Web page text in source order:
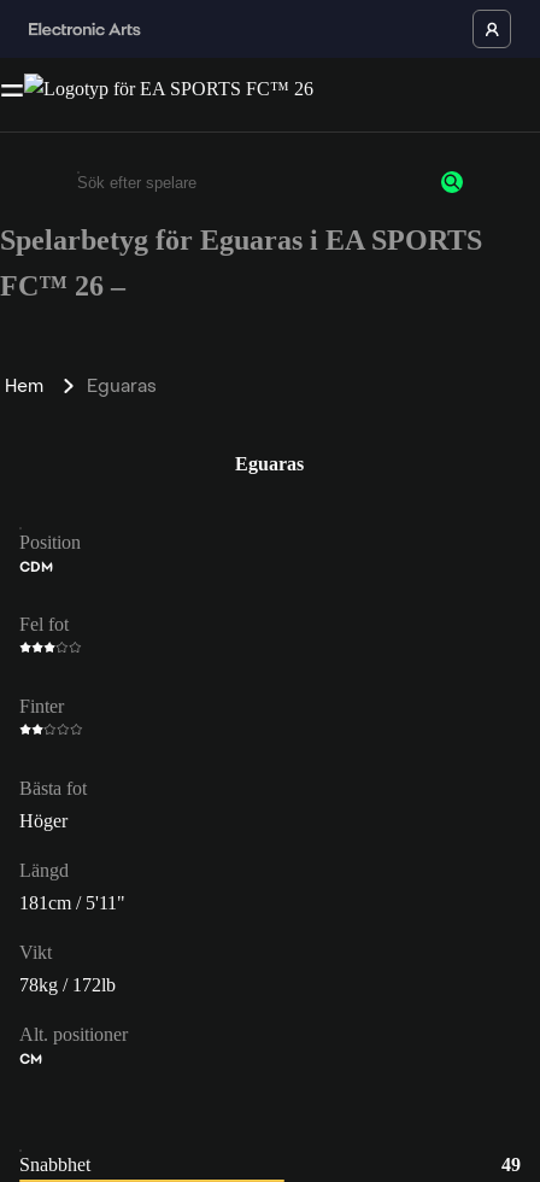
Ange minst 3 tecken eller siffror
Spelarbetyg för Eguaras i EA SPORTS
FC™ 26 –
Hem Eguaras
Eguaras
Position
CDM
Fel fot
Finter
Bästa fot
Höger
Längd
181cm / 5'11"
Vikt
78kg / 172lb
Alt. positioner
CM
Snabbhet
49